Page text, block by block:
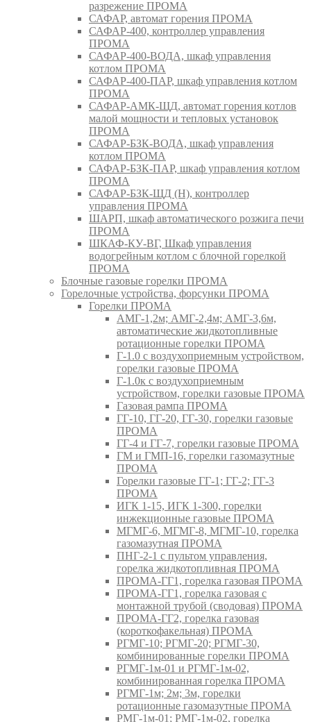
разрежение ПРОМА
САФАР, автомат горения ПРОМА
САФАР-400, контроллер управления
ПРОМА
САФАР-400-ВОДА, шкаф управления
котлом ПРОМА
САФАР-400-ПАР, шкаф управления котлом
ПРОМА
САФАР-АМК-ЩД, автомат горения котлов
малой мощности и тепловых установок
ПРОМА
САФАР-БЗК-ВОДА, шкаф управления
котлом ПРОМА
САФАР-БЗК-ПАР, шкаф управления котлом
ПРОМА
САФАР-БЗК-ЩД (Н), контроллер
управления ПРОМА
ШАРП, шкаф автоматического розжига печи
ПРОМА
ШКАФ-КУ-ВГ, Шкаф управления
водогрейным котлом с блочной горелкой
ПРОМА
Блочные газовые горелки ПРОМА
Горелочные устройства, форсунки ПРОМА
Горелки ПРОМА
АМГ-1,2м; АМГ-2,4м; АМГ-3,6м,
автоматические жидкотопливные
ротационные горелки ПРОМА
Г-1.0 с воздухоприемным устройством,
горелки газовые ПРОМА
Г-1.0к с воздухоприемным
устройством, горелки газовые ПРОМА
Газовая рампа ПРОМА
ГГ-10, ГГ-20, ГГ-30, горелки газовые
ПРОМА
ГГ-4 и ГГ-7, горелки газовые ПРОМА
ГМ и ГМП-16, горелки газомазутные
ПРОМА
Горелки газовые ГГ-1; ГГ-2; ГГ-3
ПРОМА
ИГК 1-15, ИГК 1-300, горелки
инжекционные газовые ПРОМА
МГМГ-6, МГМГ-8, МГМГ-10, горелка
газомазутная ПРОМА
ПНГ-2-1 с пультом управления,
горелка жидкотопливная ПРОМА
ПРОМА-ГГ1, горелка газовая ПРОМА
ПРОМА-ГГ1, горелка газовая с
монтажной трубой (сводовая) ПРОМА
ПРОМА-ГГ2, горелка газовая
(короткофакельная) ПРОМА
РГМГ-10; РГМГ-20; РГМГ-30,
комбинированные горелки ПРОМА
РГМГ-1м-01 и РГМГ-1м-02,
комбинированная горелка ПРОМА
РГМГ-1м; 2м; 3м, горелки
ротационные газомазутные ПРОМА
РМГ-1м-01; РМГ-1м-02, горелка